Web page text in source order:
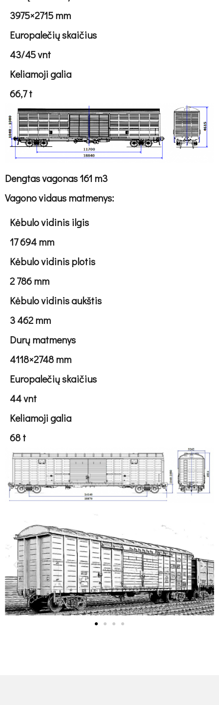
3975×2715 mm
Europalečių skaičius
43/45 vnt
Keliamoji galia
66,7 t
Dengtas vagonas 161 m3
Vagono vidaus matmenys:
Kėbulo vidinis ilgis
17 694 mm
Kėbulo vidinis plotis
2 786 mm
Kėbulo vidinis aukštis
3 462 mm
Durų matmenys
4118×2748 mm
Europalečių skaičius
44 vnt
Keliamoji galia
68 t